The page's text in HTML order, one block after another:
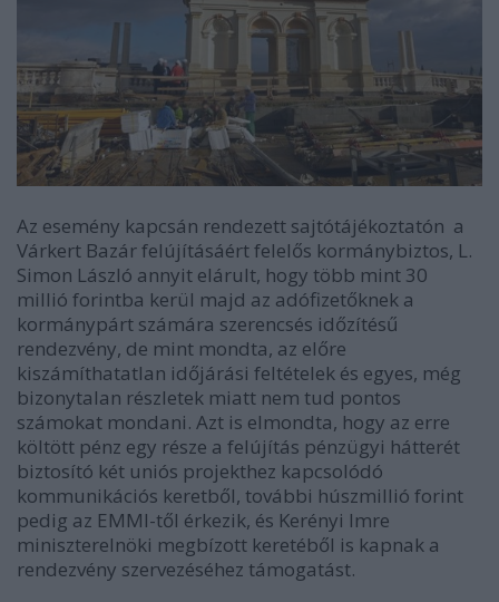
Az esemény kapcsán rendezett sajtótájékoztatón a
Várkert Bazár felújításáért felelős kormánybiztos, L.
Simon László annyit elárult, hogy több mint 30
millió forintba kerül majd az adófizetőknek a
kormánypárt számára szerencsés időzítésű
rendezvény, de mint mondta, az előre
kiszámíthatatlan időjárási feltételek és egyes, még
bizonytalan részletek miatt nem tud pontos
számokat mondani. Azt is elmondta, hogy az erre
költött pénz egy része a felújítás pénzügyi hátterét
biztosító két uniós projekthez kapcsolódó
kommunikációs keretből, további húszmillió forint
pedig az EMMI-től érkezik, és Kerényi Imre
miniszterelnöki megbízott keretéből is kapnak a
rendezvény szervezéséhez támogatást.